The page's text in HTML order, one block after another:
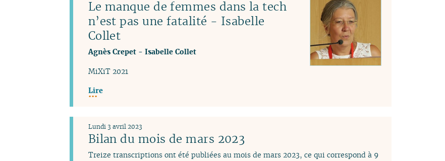
Le manque de femmes dans la tech
n’est pas une fatalité - Isabelle
Collet
Agnès Crepet- Isabelle Collet
MiXiT 2021
Lire
Bilan du mois de mars 2023
Lundi 3 avril 2023
Treize transcriptions ont été publiées au mois de mars 2023, ce qui correspond à 9